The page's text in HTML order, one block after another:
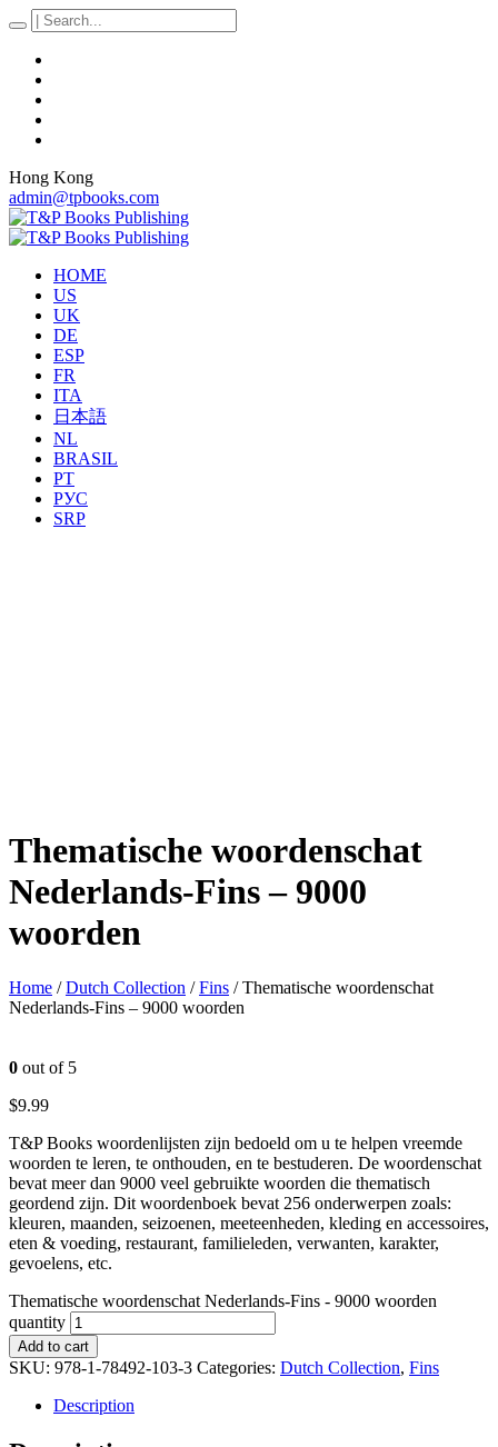
Hong Kong
admin@tpbooks.com
HOME
US
UK
DE
ESP
FR
ITA
日本語
NL
BRASIL
PT
РУС
SRP
Thematische woordenschat
Nederlands-Fins – 9000
woorden
Home /Dutch Collection /Fins / Thematische woordenschat
Nederlands-Fins – 9000 woorden
0 out of 5
$9.99
T&P Books woordenlijsten zijn bedoeld om u te helpen vreemde
woorden te leren, te onthouden, en te bestuderen. De woordenschat
bevat meer dan 9000 veel gebruikte woorden die thematisch
geordend zijn. Dit woordenboek bevat 256 onderwerpen zoals:
kleuren, maanden, seizoenen, meeteenheden, kleding en accessoires,
eten & voeding, restaurant, familieleden, verwanten, karakter,
gevoelens, etc.
Thematische woordenschat Nederlands-Fins - 9000 woorden
quantity
Add to cart
SKU: 978-1-78492-103-3 Categories: Dutch Collection, Fins
Description